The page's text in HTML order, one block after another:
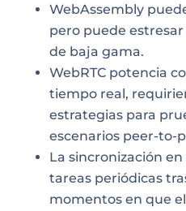
WebAssembly
pero puede
de baja gama.
WebRTC potencia
tiempo real,
estrategias para
escenarios peer-to-
La sincronización
tareas periódicas
momentos en que